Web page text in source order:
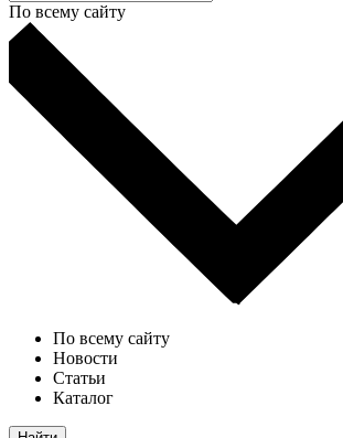
По всему сайту
По всему сайту
Новости
Статьи
Каталог